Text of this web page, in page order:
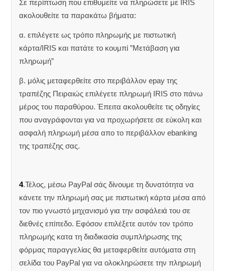
Σε περίπτωση που επιθυμείτε να πληρώσετε με IRIS
ακολουθείτε τα παρακάτω βήματα:
α. επιλέγετε ως τρόπο πληρωμής με πιστωτική
κάρτα/IRIS και πατάτε το κουμπί ”Μετάβαση για
πληρωμή”
β. μόλις μεταφερθείτε στο περιβάλλον epay της
τραπέζης Πειραιώς επιλέγετε πληρωμή IRIS στο πάνω
μέρος του παραθύρου. Έπειτα ακολουθείτε τις οδηγίες
που αναγράφονται για να προχωρήσετε σε εύκολη και
ασφαλή πληρωμή μέσα απο το περιβάλλον ebanking
της τραπέζης σας.
4.Τέλος, μέσω PayPal σάς δίνουμε τη δυνατότητα να
κάνετε την πληρωμή σας με πιστωτική κάρτα μέσα από
τον πιο γνωστό μηχανισμό για την ασφάλειά του σε
διεθνές επίπεδο. Εφόσον επιλέξετε αυτόν τον τρόπο
πληρωμής κατα τη διαδικασία συμπλήρωσης της
φόρμας παραγγελίας θα μεταφερθείτε αυτόματα στη
σελίδα του PayPal για να ολοκληρώσετε την πληρωμή